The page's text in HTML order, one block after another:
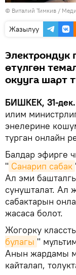
© Виталий Тимкив /
Жазылуу
Электрондук
өтүлгөн
окууга шарт
БИШКЕК, 31-
илим
энелерине
турган онлайн
Балдар эфирге
" Санарип сабак
Ал эми
сунушталат. Ал
сабактарын
жасаса болот.
Жогорку
булагы "
Анын жардамы
кайталап,